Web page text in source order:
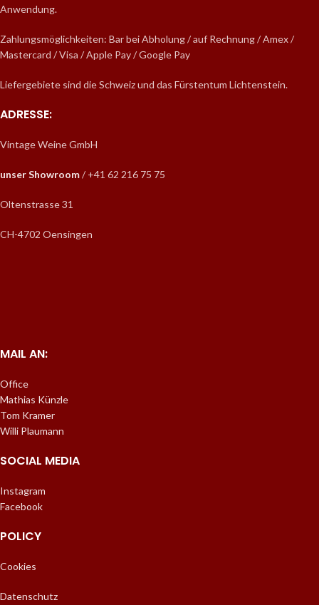
Anwendung.
Zahlungsmöglichkeiten: Bar bei Abholung / auf Rechnung / Amex /
Mastercard / Visa / Apple Pay / Google Pay
Liefergebiete sind die Schweiz und das Fürstentum Lichtenstein.
ADRESSE:
Vintage Weine GmbH
unser Showroom/ +41 62 216 75 75
Oltenstrasse 31
CH-4702 Oensingen
MAIL AN:
Office
Mathias Künzle
Tom Kramer
Willi Plaumann
SOCIAL MEDIA
Instagram
Facebook
POLICY
Cookies
Datenschutz